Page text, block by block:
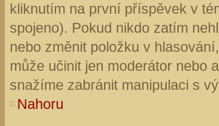
kliknutím na první příspěvek v
spojeno). Pokud nikdo zatím
nebo změnit položku v
může učinit jen moderátor nebo
snažíme zabránit manipulaci s
Nahoru